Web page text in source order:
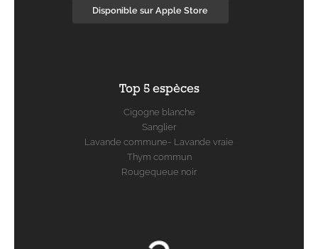
Disponible sur Apple Store
Top 5 espèces
Cigogne blanche
Sanglier
Lavande commune- Lavande vraie
Thym commun
Rougequeue noir